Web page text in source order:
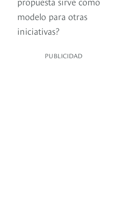
modelo para otras
iniciativas?
PUBLICIDAD